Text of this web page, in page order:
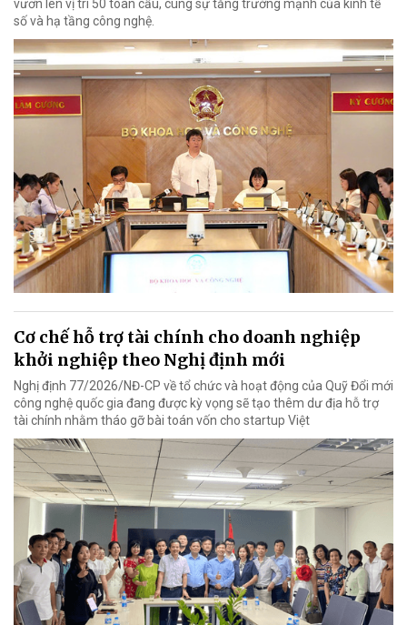
vươn lên vị trí 50 toàn cầu, cùng sự tăng trưởng mạnh của kinh tế
số và hạ tầng công nghệ.
Cơ chế hỗ trợ tài chính cho doanh nghiệp
khởi nghiệp theo Nghị định mới
Nghị định 77/2026/NĐ-CP về tổ chức và hoạt động của Quỹ Đổi mới
công nghệ quốc gia đang được kỳ vọng sẽ tạo thêm dư địa hỗ trợ
tài chính nhằm tháo gỡ bài toán vốn cho startup Việt